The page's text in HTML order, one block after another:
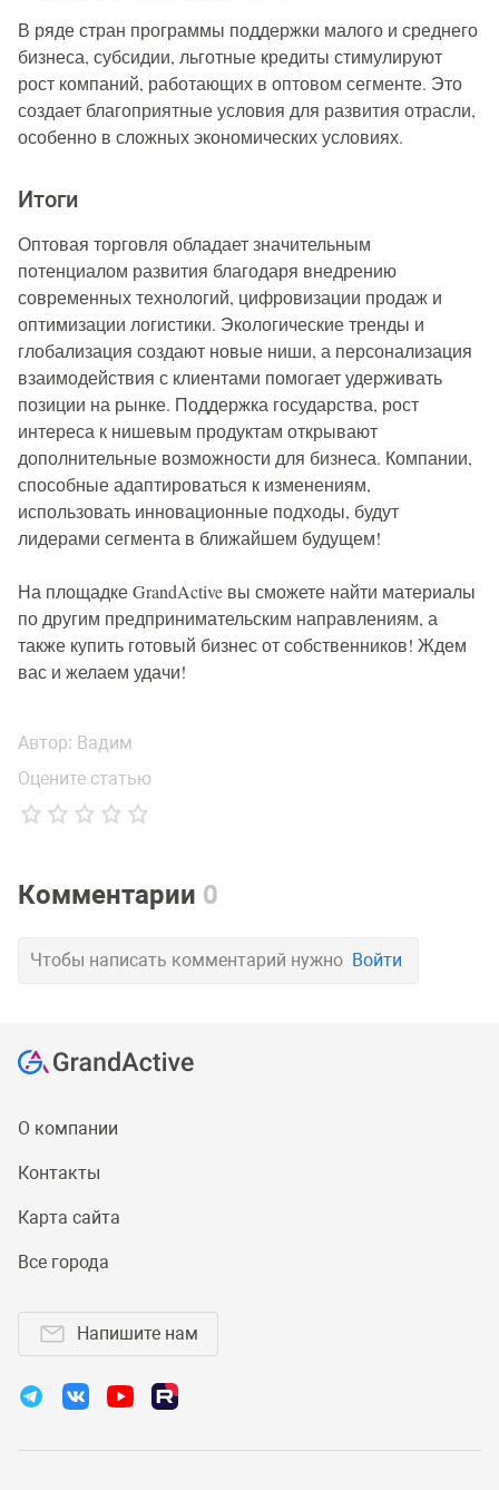
В ряде стран программы поддержки малого и среднего
бизнеса, субсидии, льготные кредиты стимулируют
рост компаний, работающих в оптовом сегменте. Это
создает благоприятные условия для развития отрасли,
особенно в сложных экономических условиях.
Итоги
Оптовая торговля обладает значительным
потенциалом развития благодаря внедрению
современных технологий, цифровизации продаж и
оптимизации логистики. Экологические тренды и
глобализация создают новые ниши, а персонализация
взаимодействия с клиентами помогает удерживать
позиции на рынке. Поддержка государства, рост
интереса к нишевым продуктам открывают
дополнительные возможности для бизнеса. Компании,
способные адаптироваться к изменениям,
использовать инновационные подходы, будут
лидерами сегмента в ближайшем будущем!
На площадке GrandActive вы сможете найти материалы
по другим предпринимательским направлениям, а
также купить готовый бизнес от собственников! Ждем
вас и желаем удачи!
Автор: Вадим
Оцените статью
Комментарии 0
Чтобы написать комментарий нужно Войти
О компании
Контакты
Карта сайта
Все города
Напишите нам